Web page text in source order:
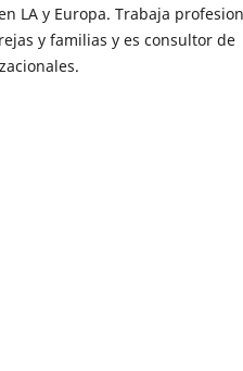
LA y Europa. Trabaja
y familias y es consultor de